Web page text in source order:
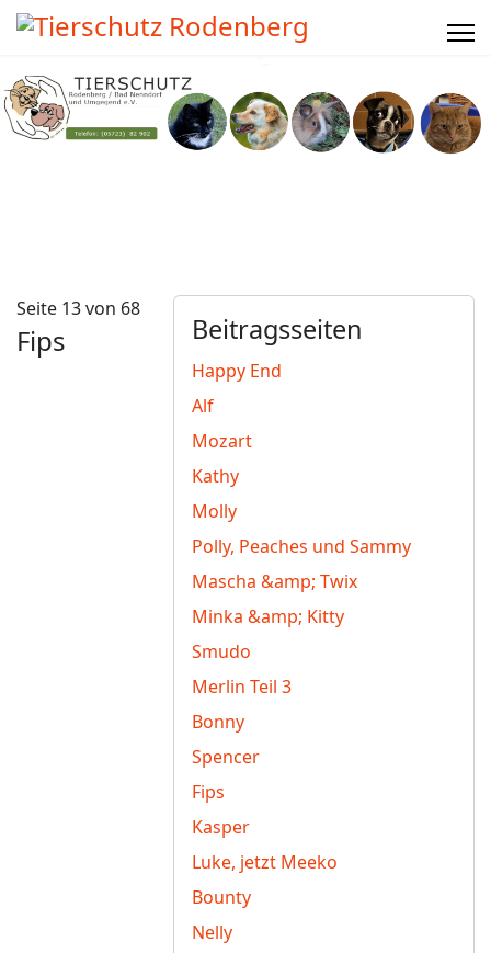
Beitragsseiten
Happy End
Alf
Mozart
Kathy
Molly
Polly, Peaches und Sammy
Mascha &amp; Twix
Minka &amp; Kitty
Smudo
Merlin Teil 3
Bonny
Spencer
Fips
Kasper
Luke, jetzt Meeko
Bounty
Nelly
Seite 13 von 68
Fips